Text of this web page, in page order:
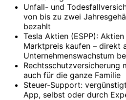
Unfall- und
von bis zu zwei
bezahlt
Tesla Aktien (ESPP):
Marktpreis kaufen – direkt
Unternehmenswachstum
Rechtsschutzversicherung
auch für die ganze Familie
Steuer-Support:
App, selbst oder durch